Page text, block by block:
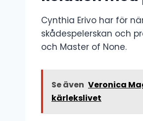
Cynthia Erivo har för
skådespelerskan och
och Master of None.
Se även Veronica
kärlekslivet